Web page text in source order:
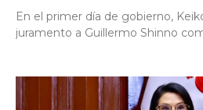
En el primer día de gobierno,
juramento a Guillermo Shinno